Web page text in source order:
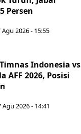
Persen
Agu 2026 - 15:55
Indonesia vs
AFF 2026, Posisi
Agu 2026 - 14:41